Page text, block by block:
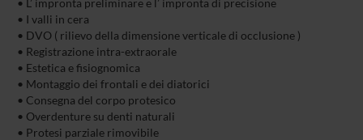
• I valli in cera
• DVO ( rilievo della dimensione verticale di occlusione )
• Registrazione intra-extraorale
• Estetica e fisiognomica
• Montaggio dei frontali e dei diatorici
• Consegna del corpo protesico
• Overdenture su denti naturali
• Protesi parziale rimovibile